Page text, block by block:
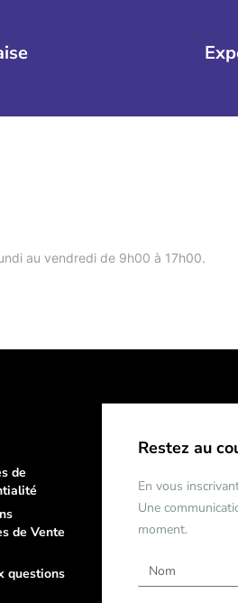
au vendredi de 9h00 à 17h00.
de
de Vente
questions
Restez au
En vous
Une
moment.